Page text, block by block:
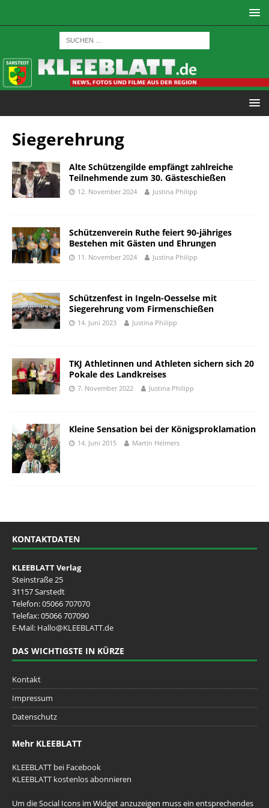
Siegerehrung
Alte Schützengilde empfängt zahlreiche
Teilnehmende zum 30. Gästeschießen
12. November 2024 Justina Philipp
Schützenverein Ruthe feiert 90-jähriges
Bestehen mit Gästen und Ehrungen
11. November 2024 Justina Philipp
Schützenfest in Ingeln-Oesselse mit
Siegerehrung vom Firmenschießen
14. Juni 2023 Justina Philipp
TKJ Athletinnen und Athleten sichern sich 20
Pokale des Landkreises
7. November 2022 Justina Philipp
Kleine Sensation bei der Königsproklamation
14. Juni 2015 Martin Helmers
KONTAKTDATEN
KLEEBLATT Verlag
Steinstraße 25
31157 Sarstedt
Telefon:05066 707070
Telefax: 05066 707090
E-Mail: Hallo@KLEEBLATT.de
DAS WICHTIGSTE IN KÜRZE
Kontakt
Impressum
Datenschutz
Mehr KLEEBLATT
KLEEBLATT bei Facebook
KLEEBLATT kostenlos abonnieren
Um die Social Icons im Widget anzuzeigen muss ein entsprechendes